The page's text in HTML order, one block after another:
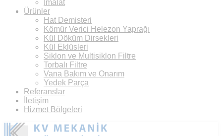
İmalat
Ürünler
Hat Demisteri
Kömür Verici Helezon Yaprağı
Kül Döküm Dirsekleri
Kül Eklüsleri
Siklon ve Multisiklon Filtre
Torbalı Filtre
Vana Bakım ve Onarım
Yedek Parça
Referanslar
İletişim
Hizmet Bölgeleri